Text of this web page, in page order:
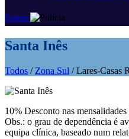
Entrar
Santa Inês
Todos / Zona Sul / Lares-Casas
10% Desconto nas
Obs.: o grau de dependência é
equipa clínica, baseado num